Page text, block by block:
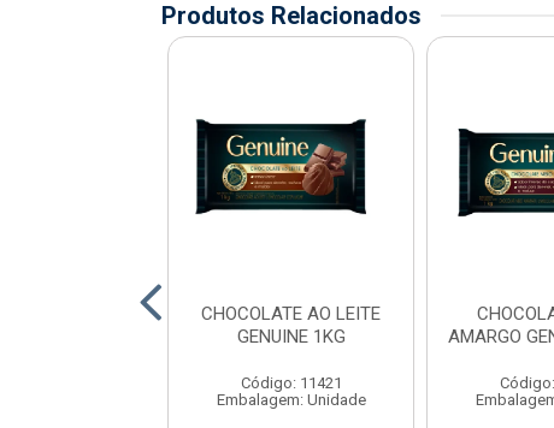
Produtos Relacionados
CHOCOLATE AO LEITE
GENUINE 1KG
Código: 11421
Embalagem: Unidade
AMARGO